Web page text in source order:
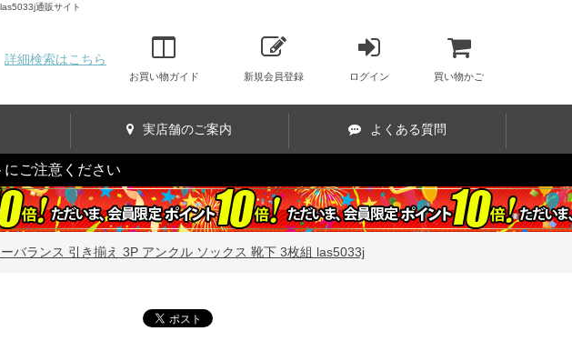
通販サイト
詳細検索はこちら
お買い物ガイド 新規会員登録 ログイン 買い物かご
実店舗のご案内 よくある質問
にご注意ください
バランス 引き揃え 3P アンクル ソックス 靴下 3枚組 las5033j